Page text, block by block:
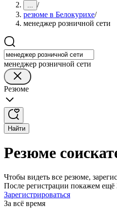
... /
резюме в Белокурихе/
менеджер розничной сети
менеджер розничной сети
Резюме
Найти
Резюме
Чтобы видеть все резюме,
После регистрации покажем ещё
Зарегистрироваться
За всё время